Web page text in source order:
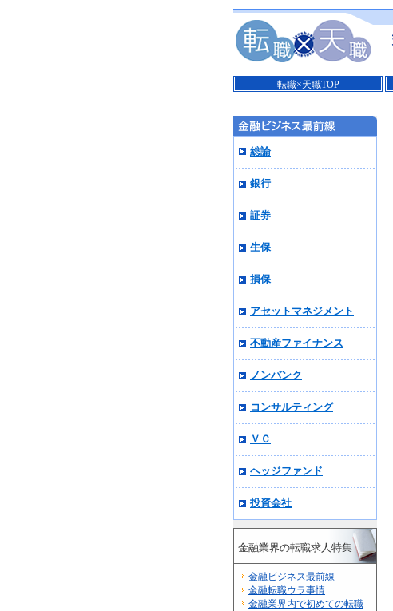
転職×天職TOP
総論
銀行
証券
生保
損保
アセットマネジメント
不動産ファイナンス
ノンバンク
コンサルティング
ＶＣ
ヘッジファンド
投資会社
金融業界の転職求人特集
金融ビジネス最前線
金融転職ウラ事情
金融業界内で初めての転職